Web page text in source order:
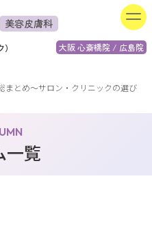
美容皮膚科
大阪 心斎橋院 / 広島院
まとめ～サロン・クリニックの選び
一覧